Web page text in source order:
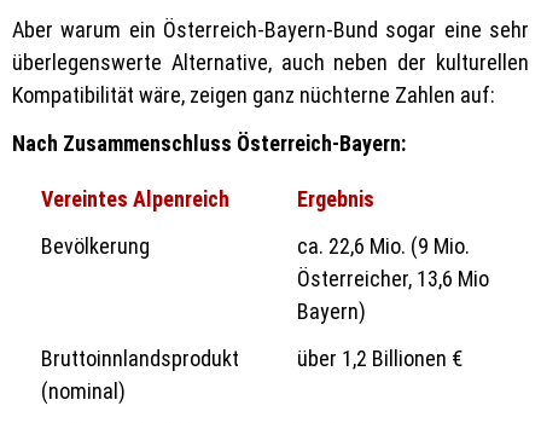
Aber warum ein Österreich-Bayern-Bund sogar eine sehr
überlegenswerte Alternative, auch neben der kulturellen
Kompatibilität wäre, zeigen ganz nüchterne Zahlen auf:
Nach Zusammenschluss Österreich-Bayern:
Vereintes Alpenreich
Ergebnis
Bevölkerung
ca. 22,6 Mio. (9 Mio.
Österreicher, 13,6 Mio
Bayern)
Bruttoinnlandsprodukt
(nominal)
über 1,2 Billionen €